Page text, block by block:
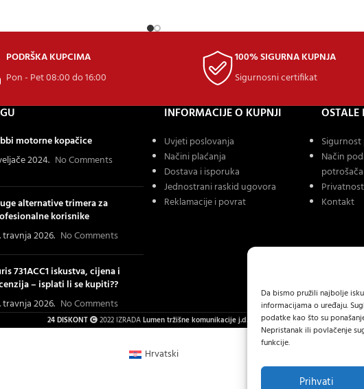
Da bismo pružili najbolje
informacijama o uređaju.
podatke kao što su
Nepristanak ili povlačenje
funkcije.
Prihvati
PODRŠKA KUPCIMA
Pon - Pet 08:00 do 16:00
100% SIGURNA KUPNJA
Sigurnosni certifikat
motorne kopačice
2024. No Comments
alternative trimera za
korisnike
travnja 2026. No Comments
731ACC1 iskustva, cijena i
– isplati li se kupiti??
travnja 2026. No Comments
INFORMACIJE O KUPNJI
Uvjeti poslovanja
Načini plaćanja
Dostava i isporuka
Jednostrani raskid ugovora
Reklamacije i povrat
Sigurnost
Način
potrošača
Kontakt
24 DISKONT 2022 IZRADALumen tržišne komunikacije j.d.o.o.
Hrvatski